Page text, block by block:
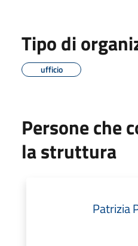
Tipo di
ufficio
Persone che
la struttura
Patrizia